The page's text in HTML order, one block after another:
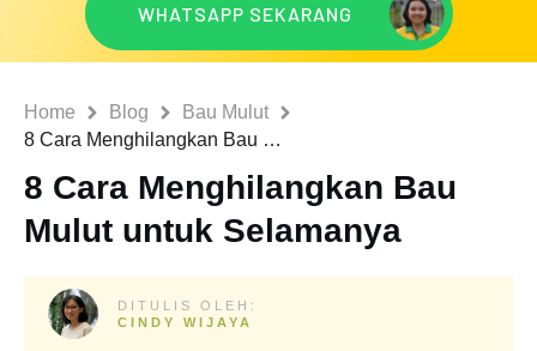
WHATSAPP SEKARANG
Home Blog
Bau Mulut
8 Cara Menghilangkan Bau Mulut untuk Selamanya
8 Cara Menghilangkan Bau
Mulut untuk Selamanya
DITULIS OLEH:
CINDY WIJAYA